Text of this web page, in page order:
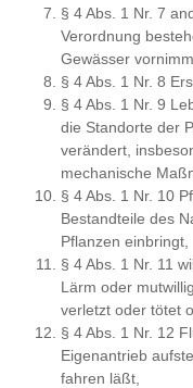
§ 4 Abs. 1 Nr. 7
Verordnung
Gewässer
§ 4 Abs. 1 Nr. 8
§ 4 Abs. 1 Nr. 9
die Standorte der
verändert,
mechanische
§ 4 Abs. 1 Nr. 10
Bestandteile des
Pflanzen einbringt,
§ 4 Abs. 1 Nr. 11
Lärm oder
verletzt oder tötet
§ 4 Abs. 1 Nr. 12
Eigenantrieb
fahren läßt,